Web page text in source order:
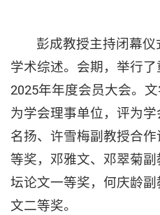
彭成教授主持闭幕
学术综述。会期，举行
2025年年度会员大会。
为学会理事单位，评为
名扬、许雪梅副教授合
等奖，邓雅文、邓翠菊
坛论文一等奖，何庆龄
文二等奖。